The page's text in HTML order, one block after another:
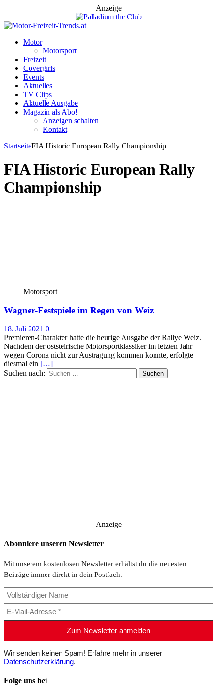
Anzeige
Motor
Motorsport
Freizeit
Covergirls
Events
Aktuelles
TV Clips
Aktuelle Ausgabe
Magazin als Abo!
Anzeigen schalten
Kontakt
StartseiteFIA Historic European Rally Championship
FIA Historic European Rally
Championship
Motorsport
Wagner-Festspiele im Regen von Weiz
18. Juli 2021 0
Premieren-Charakter hatte die heurige Ausgabe der Rallye Weiz.
Nachdem der oststeirische Motorsportklassiker im letzten Jahr
wegen Corona nicht zur Austragung kommen konnte, erfolgte
diesmal ein […]
Suchen nach:
Anzeige
Abonniere unseren Newsletter
Mit unserem kostenlosen Newsletter erhältst du die neuesten
Beiträge immer direkt in dein Postfach.
Wir senden keinen Spam! Erfahre mehr in unserer
Datenschutzerklärung.
Folge uns bei